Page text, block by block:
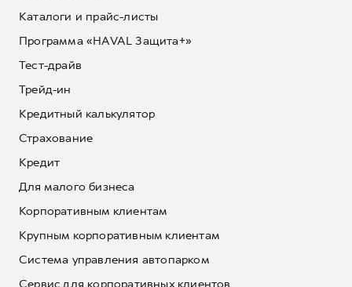
Каталоги и прайс-листы
Программа «HAVAL Защита+»
Тест-драйв
Трейд-ин
Кредитный калькулятор
Страхование
Кредит
Для малого бизнеса
Корпоративным клиентам
Крупным корпоративным клиентам
Система управления автопарком
Сервис для корпоративных клиентов